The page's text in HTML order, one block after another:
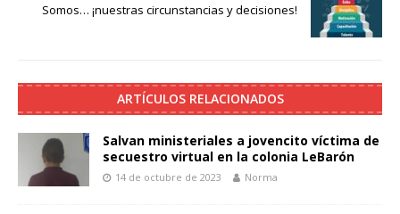
Somos… ¡nuestras circunstancias y decisiones!
ARTÍCULOS RELACIONADOS
Salvan ministeriales a jovencito víctima de
secuestro virtual en la colonia LeBarón
14 de octubre de 2023 Norma